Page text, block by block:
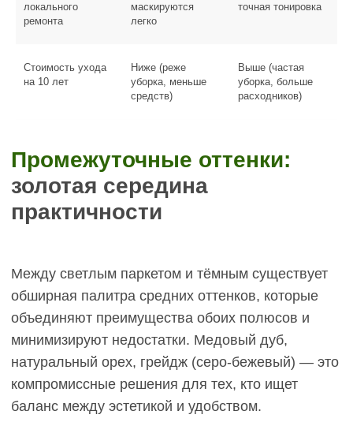
локального
ремонта
маскируются
легко
точная тонировка
Стоимость ухода
на 10 лет
Ниже (реже
уборка, меньше
средств)
Выше (частая
уборка, больше
расходников)
сочетается с ореховой мебелью без контраста.
Задача:холодная палитра, графичность,
(графитовый дуб). Тёплые медовые тона в таком
интерьере будут выбиваться. Инженерная доска
дуб в тоне грейдж или графит идеально
вписывается в лофт с бетонными стенами,
чёрным металлом, стеклянными перегородками.